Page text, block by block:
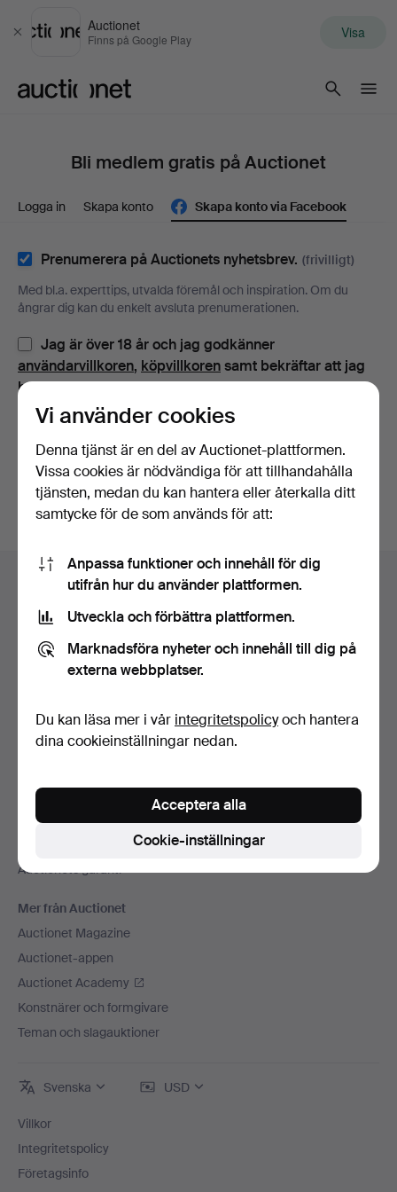
Stäng
Auctionet
Finns på Google Play Visa
Bli medlem gratis på Auctionet
Logga in Skapa konto Skapa konto via Facebook
Prenumerera på Auctionets nyhetsbrev. (frivilligt)
Med bl.a. experttips, utvalda föremål och inspiration. Om du
ångrar dig kan du enkelt avsluta prenumerationen.
Jag är över 18 år och jag godkänner
användarvillkoren, köpvillkorensamt bekräftar att jag
har tagit del avintegritetspolicyn.
Fortsätt med Facebook
För att kunna gå vidare måste du godkänna villkoren.
Sidfotsnavigation
Hjälp och kontakt
Kontakta support
Betalningsalternativ
Auctionet
Press
Lediga jobb
Anslut ditt auktionshus
Auctionets garanti
Mer från Auctionet
Auctionet Magazine
Auctionet-appen
Auctionet Academy
Konstnärer och formgivare
Teman och slagauktioner
Svenska USD
Villkor
Integritetspolicy
Företagsinfo
Vi använder cookies
Denna tjänst är en del av Auctionet-plattformen.
Vissa cookies är nödvändiga för att tillhandahålla
tjänsten, medan du kan hantera eller återkalla ditt
samtycke för de som används för att:
Anpassa funktioner och innehåll för dig
utifrån hur du använder plattformen.
Utveckla och förbättra plattformen.
Marknadsföra nyheter och innehåll till dig på
externa webbplatser.
Du kan läsa mer i vår integritetspolicyoch hantera
dina cookieinställningar nedan.
Cookie-inställningar
Acceptera alla